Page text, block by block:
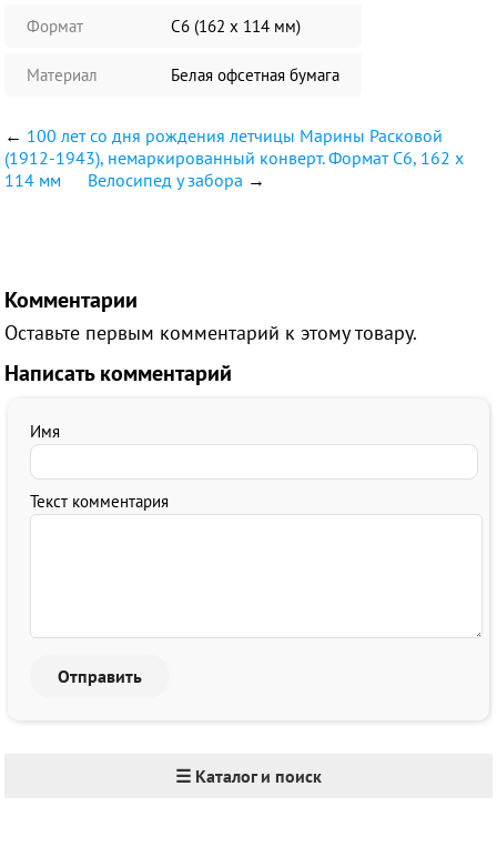
Формат С6 (162 х 114 мм)
Материал Белая офсетная бумага
← 100 лет со дня рождения летчицы Марины Расковой
(1912-1943), немаркированный конверт. Формат С6, 162 х
114 мм
Велосипед у забора →
Комментарии
Оставьте первым комментарий к этому товару.
Написать комментарий
Имя
Текст комментария
☰ Каталог и поиск